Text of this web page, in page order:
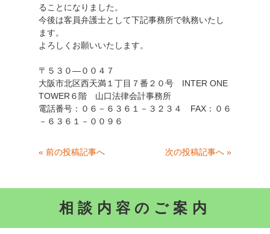
ることになりました。
今後は客員弁護士として下記事務所で執務いたし
ます。
よろしくお願いいたします。
〒５３０―００４７
大阪市北区西天満１丁目７番２０号 INTER ONE
TOWER６階 山口法律会計事務所
電話番号：０６－６３６１－３２３４ FAX：０６
－６３６１－００９６
« 前の投稿記事へ 次の投稿記事へ »
相談内容のご案内